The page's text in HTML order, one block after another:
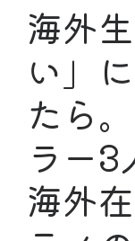
海外
い」
たら
ラー3
海外